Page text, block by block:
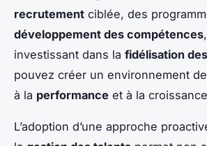
recrutement ciblée, des
développement des compétences
investissant dans la fidélisation
pouvez créer un environnement de
à la performance et à la
L’adoption d’une approche